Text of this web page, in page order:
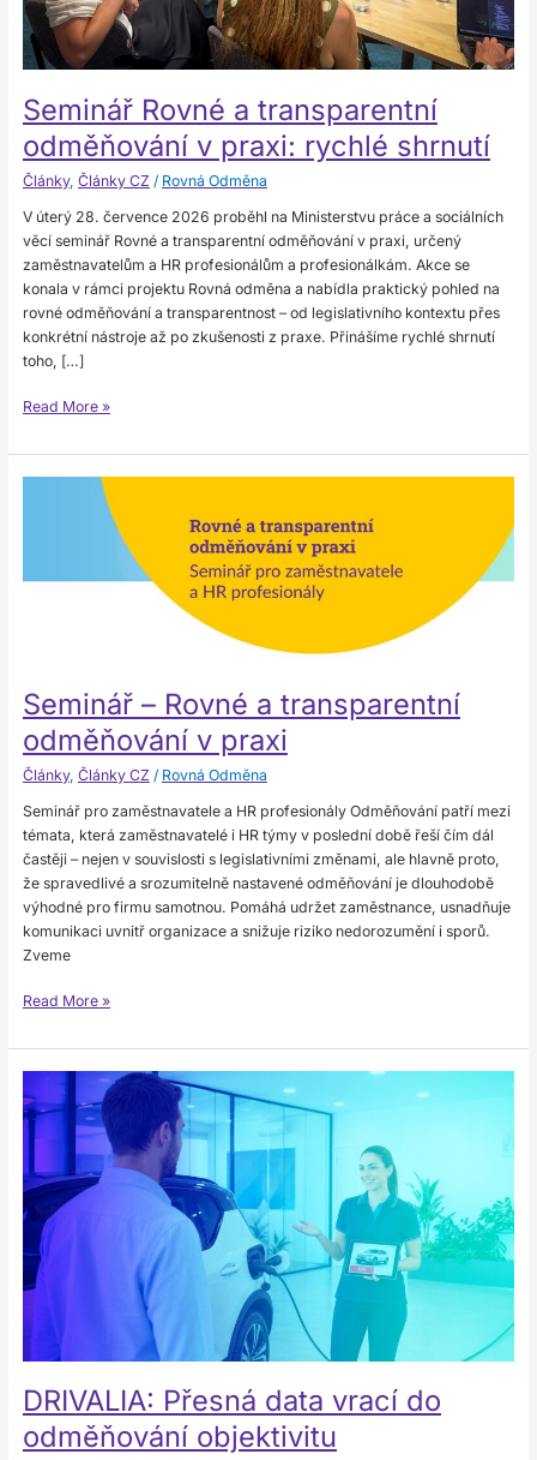
Seminář Rovné a transparentní
odměňování v praxi: rychlé shrnutí
Články, Články CZ / Rovná Odměna
V úterý 28. července 2026 proběhl na Ministerstvu práce a sociálních
věcí seminář Rovné a transparentní odměňování v praxi, určený
zaměstnavatelům a HR profesionálům a profesionálkám. Akce se
konala v rámci projektu Rovná odměna a nabídla praktický pohled na
rovné odměňování a transparentnost – od legislativního kontextu přes
konkrétní nástroje až po zkušenosti z praxe. Přinášíme rychlé shrnutí
toho, […]
Read More »
Seminář – Rovné a transparentní
odměňování v praxi
Články, Články CZ / Rovná Odměna
Seminář pro zaměstnavatele a HR profesionály Odměňování patří mezi
témata, která zaměstnavatelé i HR týmy v poslední době řeší čím dál
častěji – nejen v souvislosti s legislativními změnami, ale hlavně proto,
že spravedlivé a srozumitelně nastavené odměňování je dlouhodobě
výhodné pro firmu samotnou. Pomáhá udržet zaměstnance, usnadňuje
komunikaci uvnitř organizace a snižuje riziko nedorozumění i sporů.
Zveme
transparentní
Read More »
DRIVALIA: Přesná data vrací do
odměňování objektivitu
DRIVALIA:
Přesná
data
do
odměňování
objektivitu